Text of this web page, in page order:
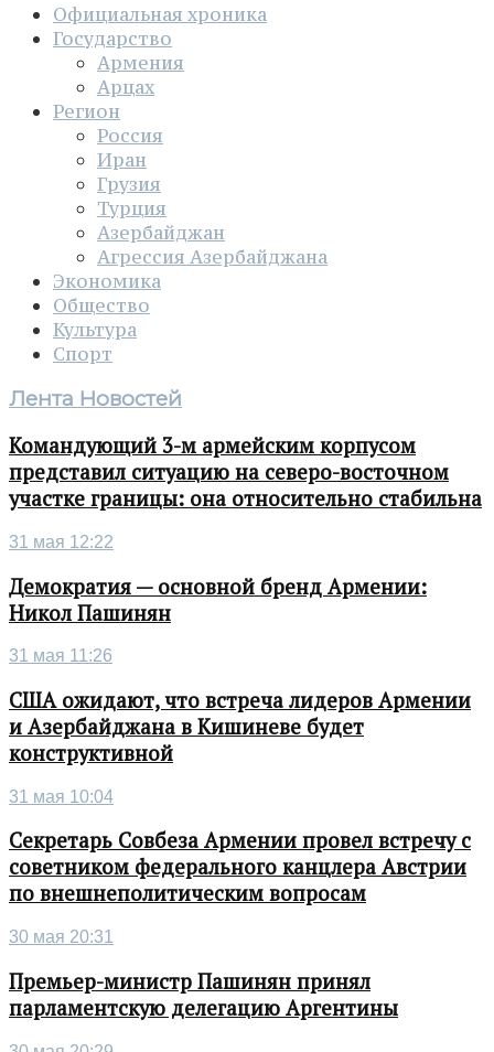
Официальная хроника
Государство
Армения
Арцах
Регион
Россия
Иран
Грузия
Турция
Азербайджан
Агрессия Азербайджана
Экономика
Общество
Культура
Спорт
Лента Новостей
Командующий 3-м армейским корпусом
представил ситуацию на северо-восточном
участке границы: она относительно стабильна
31 мая 12:22
Демократия — основной бренд Армении:
Никол Пашинян
31 мая 11:26
США ожидают, что встреча лидеров Армении
и Азербайджана в Кишиневе будет
конструктивной
31 мая 10:04
Секретарь Совбеза Армении провел встречу с
советником федерального канцлера Австрии
по внешнеполитическим вопросам
30 мая 20:31
Премьер-министр Пашинян принял
парламентскую делегацию Аргентины